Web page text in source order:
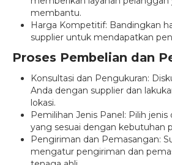
membantu.
Harga Kompetitif: Bandingkan
supplier untuk mendapatkan
Proses Pembelian dan
Konsultasi dan Pengukuran:
Anda dengan supplier dan
lokasi.
Pemilihan Jenis Panel: Pilih jenis
yang sesuai dengan kebutuhan
Pengiriman dan Pemasangan:
mengatur pengiriman dan